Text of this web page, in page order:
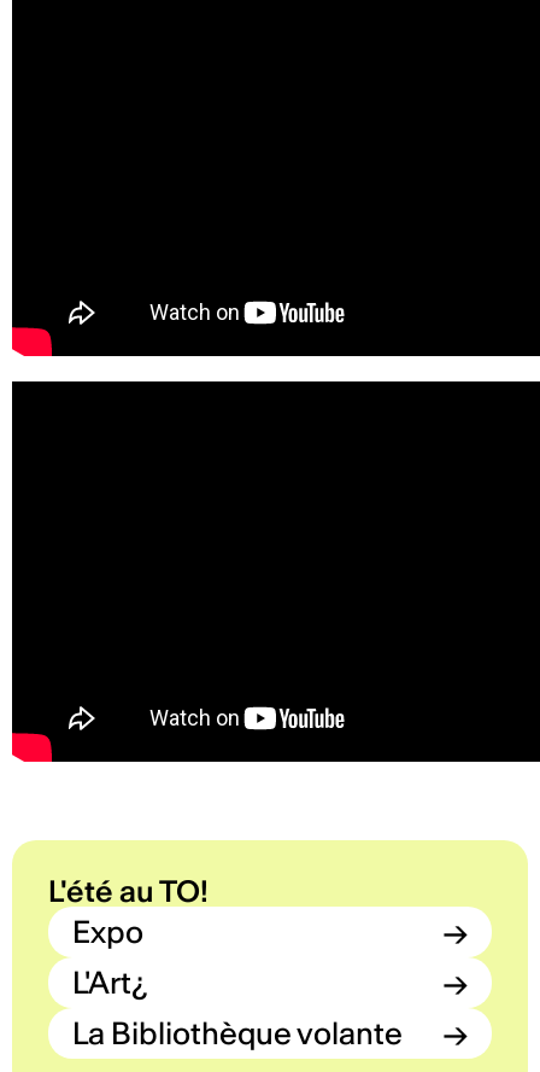
L'été au TO!
Expo
→
L'Art¿
→
La Bibliothèque volante
→